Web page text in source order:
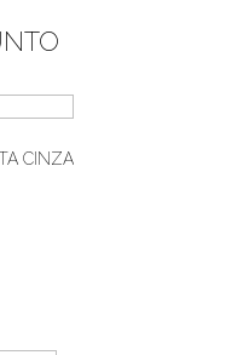
CINZA